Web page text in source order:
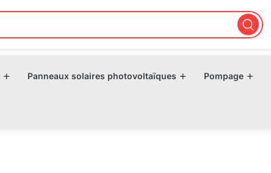
Panneaux solaires photovoltaïques Pompage